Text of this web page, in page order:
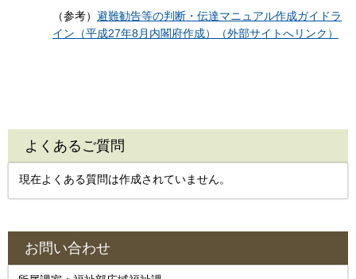
（参考） 避難勧告等の判断・伝達マニュアル作成ガイドラ
イン（平成27年8月内閣府作成）（外部サイトへリンク）
よくあるご質問
現在よくある質問は作成されていません。
お問い合わせ